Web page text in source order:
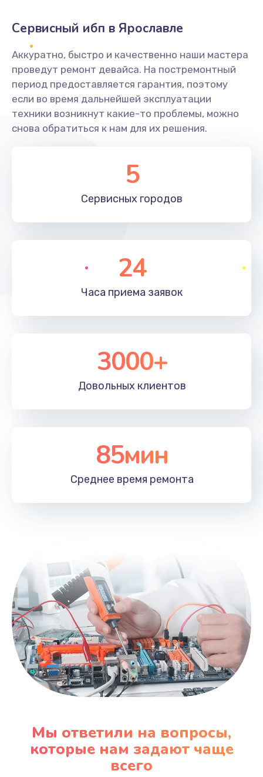
Сервисный ибп в Ярославле
Аккуратно, быстро и качественно наши мастера
проведут ремонт девайса. На постремонтный
период предоставляется гарантия, поэтому
если во время дальнейшей эксплуатации
техники возникнут какие-то проблемы, можно
снова обратиться к нам для их решения.
5
Сервисных городов
24
Часа приема заявок
3000+
Довольных клиентов
85мин
Среднее время ремонта
Мы ответили на вопросы,
которые нам задают чаще
всего